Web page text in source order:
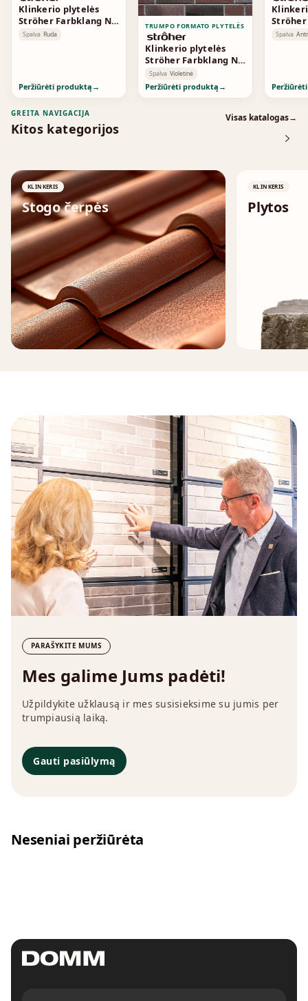
Klinkerio plytelės
Ströher Farbklang NF
BlueBrown 2158
Spalva Ruda
Peržiūrėti produktą →
TRUMPO FORMATO PLYTELĖS
Klinkerio plytelės
Ströher Farbklang NF
Violettbunt 2129
Spalva Violetinė
Peržiūrėti produktą →
Ströher
Spalva
GREITA NAVIGACIJA
Kitos kategorijos
Visas katalogas→
KLINKERIS
Stogo čerpės
↗
KLINKERIS
Plytos
PARAŠYKITE MUMS
Mes galime Jums padėti!
Užpildykite užklausą ir mes susisieksime su jumis per
trumpiausią laiką.
Gauti pasiūlymą
Neseniai peržiūrėta